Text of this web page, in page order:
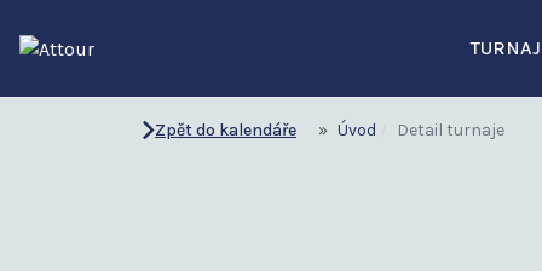
Úvod Detail turnaje
Zpět do kalendáře